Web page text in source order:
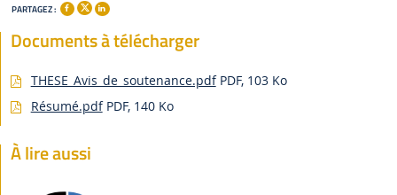
PARTAGEZ :
Documents à télécharger
THESE_Avis_de_soutenance.pdf PDF, 103 Ko
Résumé.pdf PDF, 140 Ko
À lire aussi